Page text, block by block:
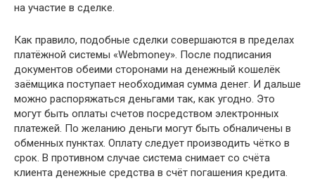
на участие в сделке.
Как правило, подобные сделки совершаются в пределах
платёжной системы «Webmoney». После подписания
документов обеими сторонами на денежный кошелёк
заёмщика поступает необходимая сумма денег. И дальше
можно распоряжаться деньгами так, как угодно. Это
могут быть оплаты счетов посредством электронных
платежей. По желанию деньги могут быть обналичены в
обменных пунктах. Оплату следует производить чётко в
срок. В противном случае система снимает со счёта
клиента денежные средства в счёт погашения кредита.